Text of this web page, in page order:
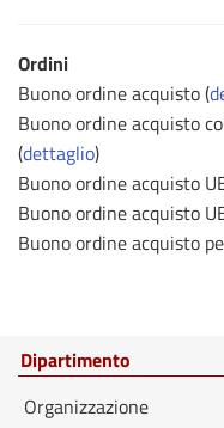
Ordini
Buono ordine acquisto (
Buono ordine acquisto
(dettaglio)
Buono ordine acquisto
Buono ordine acquisto
Buono ordine acquisto
Dipartimento
Organizzazione